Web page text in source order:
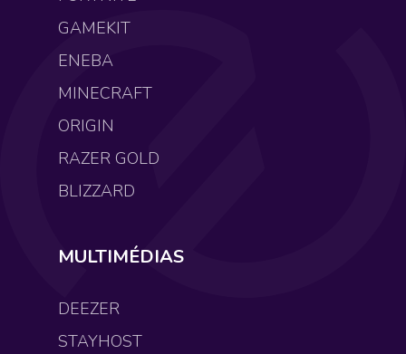
GAMEKIT
ENEBA
MINECRAFT
ORIGIN
RAZER GOLD
BLIZZARD
MULTIMÉDIAS
DEEZER
STAYHOST